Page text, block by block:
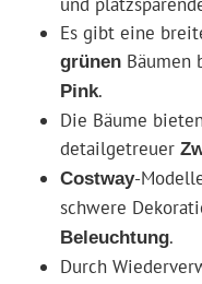
Es gibt eine
grünen Bäumen
Pink.
Die Bäume
detailgetreuer
Costway-
schwere
Beleuchtung.
Durch